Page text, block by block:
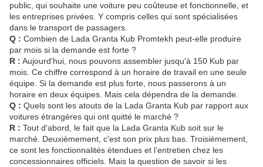
public, qui souhaite une voiture peu coûteuse et fonctionnelle, et
les entreprises privées. Y compris celles qui sont spécialisées
dans le transport de passagers.
Q : Combien de Lada Granta Kub Promtekh peut-elle produire
par mois si la demande est forte ?
R : Aujourd'hui, nous pouvons assembler jusqu'à 150 Kub par
mois. Ce chiffre correspond à un horaire de travail en une seule
équipe. Si la demande est plus forte, nous passerons à un
horaire en deux équipes. Mais cela dépendra de la demande.
Q : Quels sont les atouts de la Lada Granta Kub par rapport aux
voitures étrangères qui ont quitté le marché ?
R : Tout d'abord, le fait que la Lada Granta Kub soit sur le
marché. Deuxièmement, c'est son prix plus bas. Troisièmement,
ce sont les fonctionnalités étendues et l’entretien chez les
concessionnaires officiels. Mais la question de savoir si les